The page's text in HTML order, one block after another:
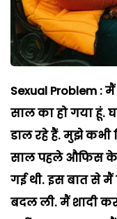
Sexual Problem :
साल का हो गया हूं.
डाल रहे हैं. मुझे कभी
साल पहले औफिस के
गई थी. इस बात से मैं
बदल ली. मैं शादी